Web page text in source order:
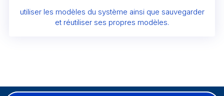
utiliser les modèles du système ainsi que sauvegarder
et réutiliser ses propres modèles.